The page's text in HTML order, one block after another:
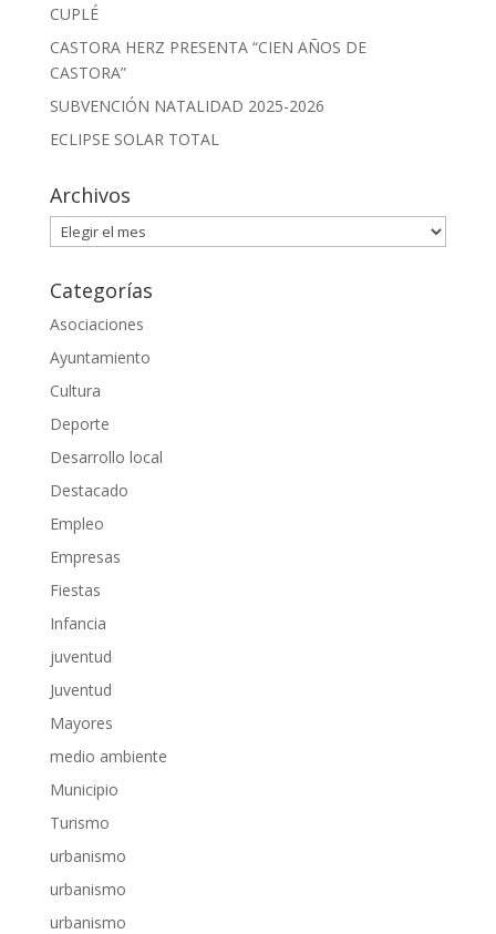
CUPLÉ
CASTORA HERZ PRESENTA “CIEN AÑOS DE
CASTORA”
SUBVENCIÓN NATALIDAD 2025-2026
ECLIPSE SOLAR TOTAL
Archivos
Archivos
Categorías
Asociaciones
Ayuntamiento
Cultura
Deporte
Desarrollo local
Destacado
Empleo
Empresas
Fiestas
Infancia
juventud
Juventud
Mayores
medio ambiente
Municipio
Turismo
urbanismo
urbanismo
urbanismo